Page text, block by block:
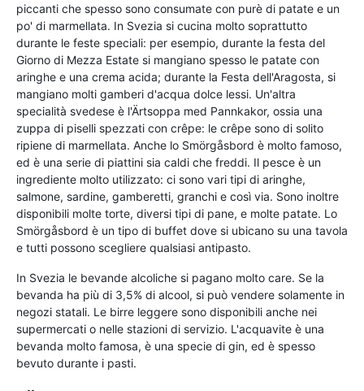
piccanti che spesso sono consumate con purè di patate e un
po' di marmellata. In Svezia si cucina molto soprattutto
durante le feste speciali: per esempio, durante la festa del
Giorno di Mezza Estate si mangiano spesso le patate con
aringhe e una crema acida; durante la Festa dell'Aragosta, si
mangiano molti gamberi d'acqua dolce lessi. Un'altra
specialità svedese è l'Ärtsoppa med Pannkakor, ossia una
zuppa di piselli spezzati con crêpe: le crêpe sono di solito
ripiene di marmellata. Anche lo Smörgåsbord è molto famoso,
ed è una serie di piattini sia caldi che freddi. Il pesce è un
ingrediente molto utilizzato: ci sono vari tipi di aringhe,
salmone, sardine, gamberetti, granchi e così via. Sono inoltre
disponibili molte torte, diversi tipi di pane, e molte patate. Lo
Smörgåsbord è un tipo di buffet dove si ubicano su una tavola
e tutti possono scegliere qualsiasi antipasto.
In Svezia le bevande alcoliche si pagano molto care. Se la
bevanda ha più di 3,5% di alcool, si può vendere solamente in
negozi statali. Le birre leggere sono disponibili anche nei
supermercati o nelle stazioni di servizio. L'acquavite è una
bevanda molto famosa, è una specie di gin, ed è spesso
bevuto durante i pasti.